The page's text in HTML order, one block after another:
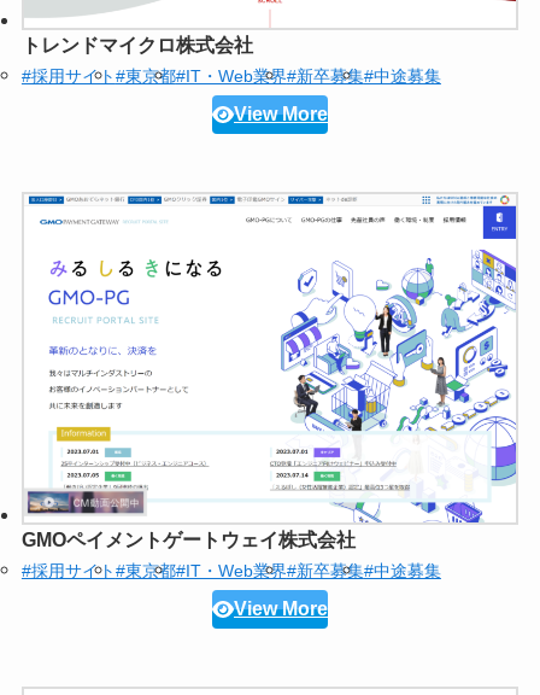
トレンドマイクロ株式会社
#採用サイト#東京都#IT・Web業界#新卒募集#中途募集
View More
GMOペイメントゲートウェイ株式会社
#採用サイト#東京都#IT・Web業界#新卒募集#中途募集
View More